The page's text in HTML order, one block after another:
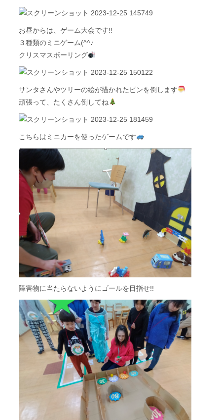
お昼からは、ゲーム大会です!!
３種類のミニゲーム(^^♪
クリスマスボーリング
サンタさんやツリーの絵が描かれたピンを倒します
頑張って、たくさん倒してね
こちらはミニカーを使ったゲームです
障害物に当たらないようにゴールを目指せ!!